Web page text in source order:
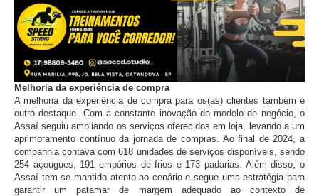
Melhoria da experiência de compra
A melhoria da experiência de compra para os(as) clientes também é
outro destaque. Com a constante inovação do modelo de negócio, o
Assaí seguiu ampliando os serviços oferecidos em loja, levando a um
aprimoramento contínuo da jornada de compras. Ao final de 2024, a
companhia contava com 618 unidades de serviços disponíveis, sendo
254 açougues, 191 empórios de frios e 173 padarias. Além disso, o
Assaí tem se mantido atento ao cenário e segue uma estratégia para
garantir um patamar de margem adequado ao contexto de